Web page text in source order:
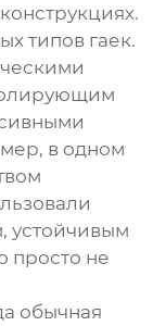
типов гаек.
в одном
устойчивым
просто не
обычная